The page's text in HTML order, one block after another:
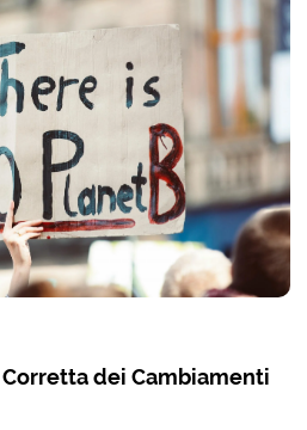
dei Cambiamenti